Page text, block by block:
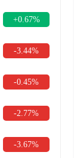
+0.67%
-3.44%
-0.45%
-2.77%
-3.67%